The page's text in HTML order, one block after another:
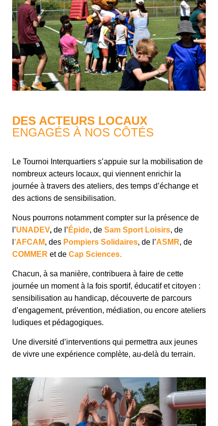
DES ACTEURS LOCAUX
ENGAGÉS À NOS CÔTÉS
Le Tournoi Interquartiers s’appuie sur la mobilisation de
nombreux acteurs locaux, qui viennent enrichir la
journée à travers des ateliers, des temps d’échange et
des actions de sensibilisation.
Nous pourrons notamment compter sur la présence de
l’UNADEV, de l’ Épide, de Sam Sport Loisirs, de
’AFCAM, des Pompiers Solidaires, de l’ASMR, de
COMMER et de Cap Sciences.
Chacun, à sa manière, contribuera à faire de cette
journée un moment à la fois sportif, éducatif et citoyen :
sensibilisation au handicap, découverte de parcours
d’engagement, prévention, médiation, ou encore ateliers
ludiques et pédagogiques.
Une diversité d’interventions qui permettra aux jeunes
de vivre une expérience complète, au-delà du terrain.